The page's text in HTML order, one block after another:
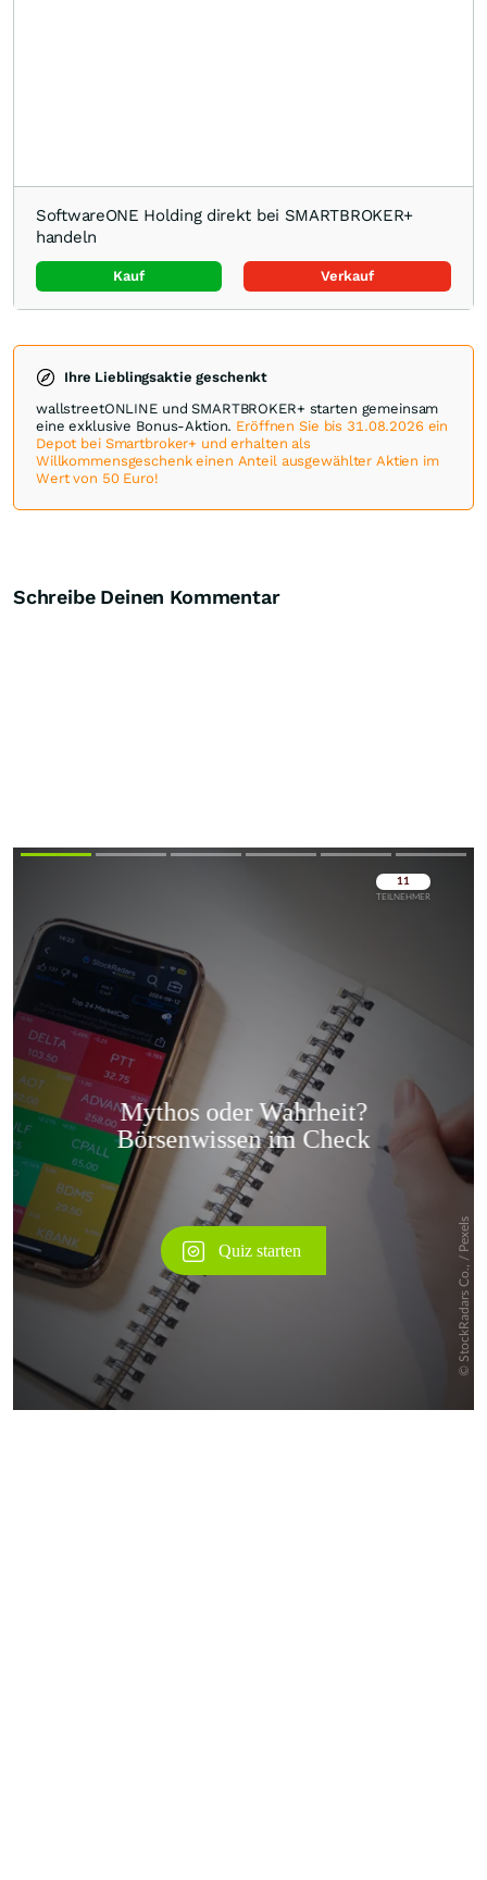
SoftwareONE Holding direkt bei SMARTBROKER+
handeln
Kauf Verkauf
Ihre Lieblingsaktie geschenkt
wallstreetONLINE und SMARTBROKER+ starten gemeinsam
eine exklusive Bonus-Aktion. Eröffnen Sie bis 31.08.2026 ein
Depot bei Smartbroker+ und erhalten als
Willkommensgeschenk einen Anteil ausgewählter Aktien im
Wert von 50 Euro!
Schreibe Deinen Kommentar
Überspringen